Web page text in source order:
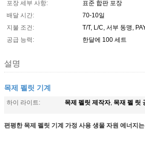
포장 세부 사항:
표준 합판 포장
배달 시간:
70-10일
지불 조건:
T/T, L/C, 서부 동맹,
공급 능력:
한달에 100 세트
설명
목제 펠릿 기계
하이 라이트: 목제 펠릿 제작자, 목재 펠 릿
편평한 목제 펠릿 기계 가정 사용 생물 자원 에너지